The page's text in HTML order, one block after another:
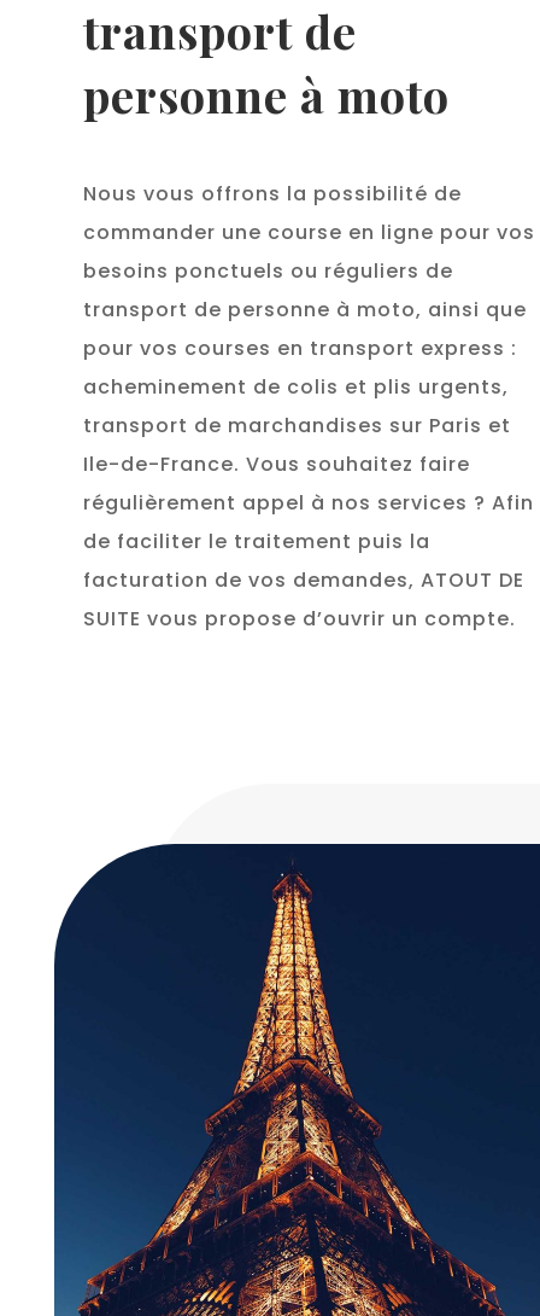
transport de
personne à moto
Nous vous offrons la possibilité de
commander une course en ligne pour vos
besoins ponctuels ou réguliers de
transport de personne à moto, ainsi que
pour vos courses en transport express :
acheminement de colis et plis urgents,
transport de marchandises sur Paris et
Ile-de-France. Vous souhaitez faire
régulièrement appel à nos services ? Afin
de faciliter le traitement puis la
facturation de vos demandes, ATOUT DE
SUITE vous propose d’ouvrir un compte.